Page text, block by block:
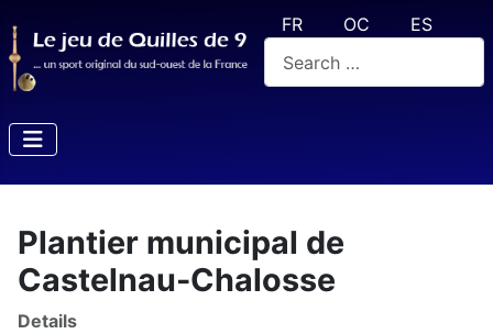
Select your language
FR OC
ES
Plantier municipal de
Castelnau-Chalosse
Details